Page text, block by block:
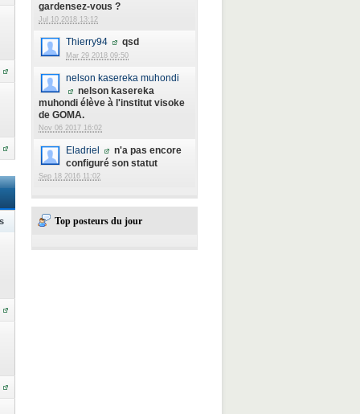
gardensez-vous ?
Jul 10 2018 13:12
Thierry94 qsd
Mar 29 2018 09:50
nelson kasereka muhondi
nelson kasereka
muhondi élève à l'institut visoke
de GOMA.
Nov 06 2017 16:02
Eladriel
n'a pas encore
configuré son statut
Sep 18 2016 11:02
Top posteurs du jour